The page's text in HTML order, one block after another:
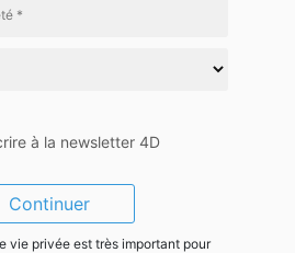
à la newsletter 4D
Continuer
vie privée est très important pour